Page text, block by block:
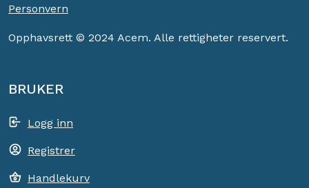
Personvern
Opphavsrett © 2024 Acem. Alle rettigheter reservert.
BRUKER
Logg inn
Registrer
Handlekurv